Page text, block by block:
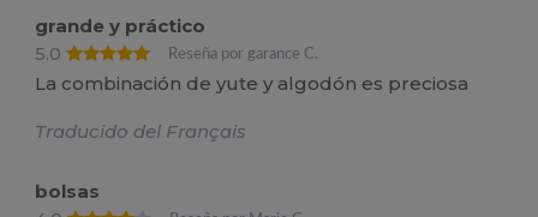
grande y práctico
5.0
Reseña por garance C.
La combinación de yute y algodón es preciosa
Traducido del Français
bolsas